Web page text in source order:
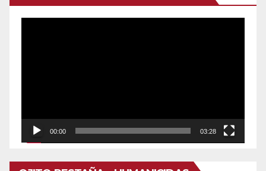
00:00 03:28